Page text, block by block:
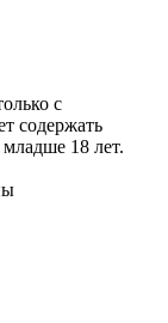
с
содержать
18 лет.